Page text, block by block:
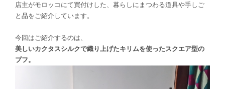
店主がモロッコにて買付けした、暮らしにまつわる道具や手しご
と品をご紹介しています。
今回はご紹介するのは、
美しいカクタスシルクで織り上げたキリムを使ったスクエア型の
プフ。